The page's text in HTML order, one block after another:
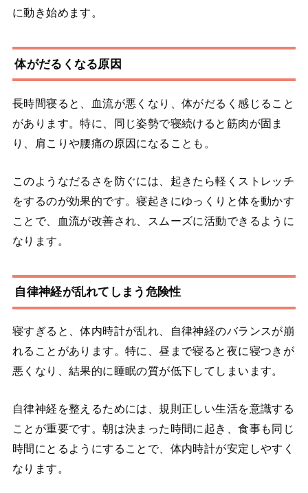
に動き始めます。
体がだるくなる原因
長時間寝ると、血流が悪くなり、体がだるく感じること
があります。特に、同じ姿勢で寝続けると筋肉が固ま
り、肩こりや腰痛の原因になることも。
このようなだるさを防ぐには、起きたら軽くストレッチ
をするのが効果的です。寝起きにゆっくりと体を動かす
ことで、血流が改善され、スムーズに活動できるように
なります。
自律神経が乱れてしまう危険性
寝すぎると、体内時計が乱れ、自律神経のバランスが崩
れることがあります。特に、昼まで寝ると夜に寝つきが
悪くなり、結果的に睡眠の質が低下してしまいます。
自律神経を整えるためには、規則正しい生活を意識する
ことが重要です。朝は決まった時間に起き、食事も同じ
時間にとるようにすることで、体内時計が安定しやすく
なります。